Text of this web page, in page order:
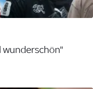
wunderschön"